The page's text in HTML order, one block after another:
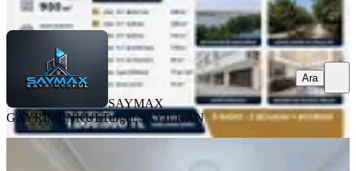
Ara
SAYMAX
GAYRİMENKULTurgut SAYILKAN
Ara
Uygun Fiyata Müstakil Ev 2 Katlının